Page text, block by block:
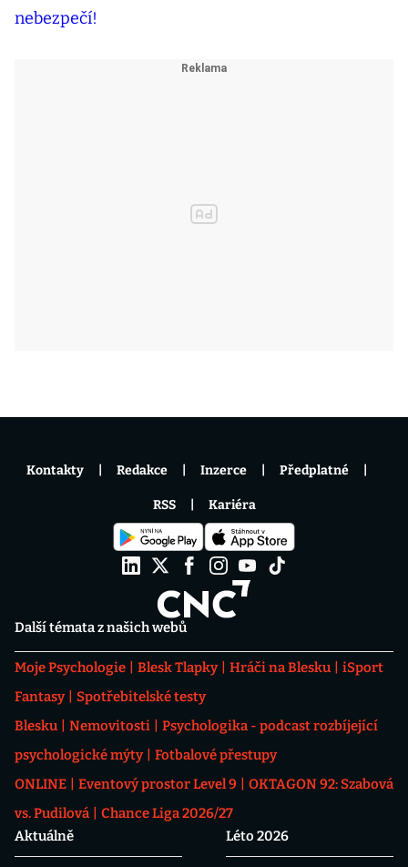
Další témata z našich webů
Moje Psychologie Blesk Tlapky Hráči na Blesku
iSport
Fantasy
Spotřebitelské testy
Blesku
Nemovitosti
Psychologika - podcast rozbíjející
psychologické mýty
Fotbalové přestupy
ONLINE
Eventový prostor Level 9
OKTAGON 92: Szabová
vs. Pudilová
Chance Liga 2026/27
Aktuálně
Léto 2026
Kontakty Redakce Inzerce Předplatné
RSS Kariéra